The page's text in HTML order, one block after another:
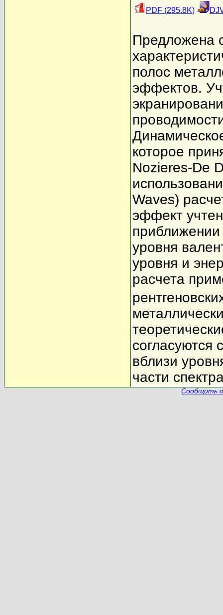
PDF (295.8K)
Предложена
полос
эффектов.
которое
Nozieres-De
Waves)
эффект
уровня
уровня и
расчета
согласуются
вблизи
части
Сообщить о